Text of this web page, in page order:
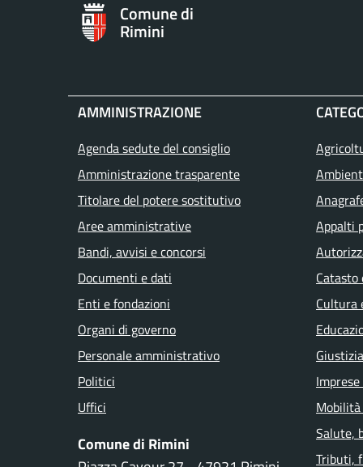
Comune di
Rimini
AMMINISTRAZIONE
Agenda sedute del consiglio
Amministrazione trasparente
Titolare del potere sostitutivo
Aree amministrative
Bandi, avvisi e concorsi
Documenti e dati
Enti e fondazioni
Organi di governo
Personale amministrativo
Politici
Uffici
Comune di Rimini
Appalti
Cultura
Salute,
Tributi,